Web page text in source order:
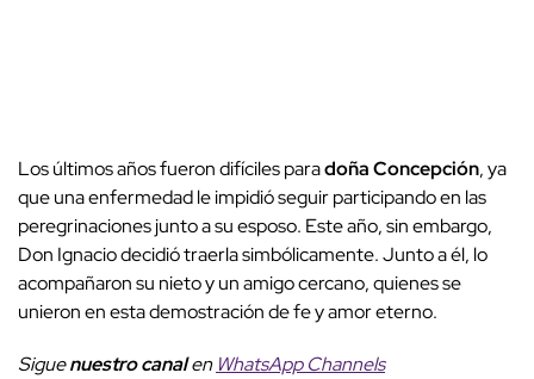
Los últimos años fueron difíciles paradoña Concepción, ya
que una enfermedad le impidió seguir participando en las
peregrinaciones junto a su esposo. Este año, sin embargo,
Don Ignacio decidió traerla simbólicamente. Junto a él, lo
acompañaron su nieto y un amigo cercano, quienes se
unieron en esta demostración de fe y amor eterno.
Siguenuestro canalen WhatsApp Channels